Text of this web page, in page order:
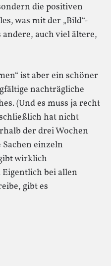
die positiven
was mit der „Bild“-
auch viel ältere,
ist aber ein schöner
nachträgliche
(Und es muss ja recht
hat nicht
der drei Wochen
einzeln
wirklich
Eigentlich bei allen
gibt es